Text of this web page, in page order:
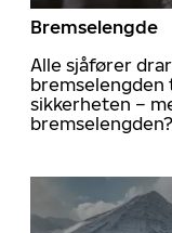
Bremselengde
Alle sjåfører
bremselengden
sikkerheten –
bremselengden?